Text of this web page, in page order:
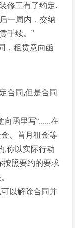
修工有了约定.
一周内，交纳
手续。”
，租赁意向函
合同,但是合同
函里写“......在
、首月租金等
,你以实际行动
按照要约的要求
以解除合同并